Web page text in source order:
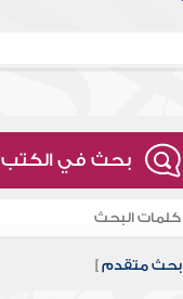
بحث في الكتب
[بحث متقدم ]